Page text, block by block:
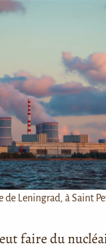
de Leningrad, à Saint
faire du